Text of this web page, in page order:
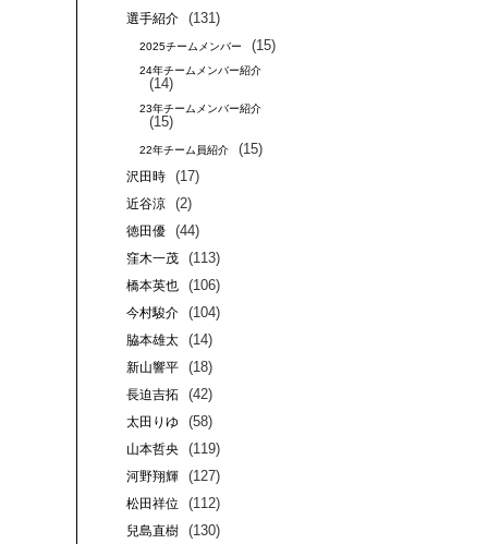
選手紹介 (131)
2025チームメンバー (15)
24年チームメンバー紹介
(14)
23年チームメンバー紹介
(15)
22年チーム員紹介 (15)
沢田時 (17)
近谷涼 (2)
徳田優 (44)
窪木一茂 (113)
橋本英也 (106)
今村駿介 (104)
脇本雄太 (14)
新山響平 (18)
長迫吉拓 (42)
太田りゆ (58)
山本哲央 (119)
河野翔輝 (127)
松田祥位 (112)
兒島直樹 (130)